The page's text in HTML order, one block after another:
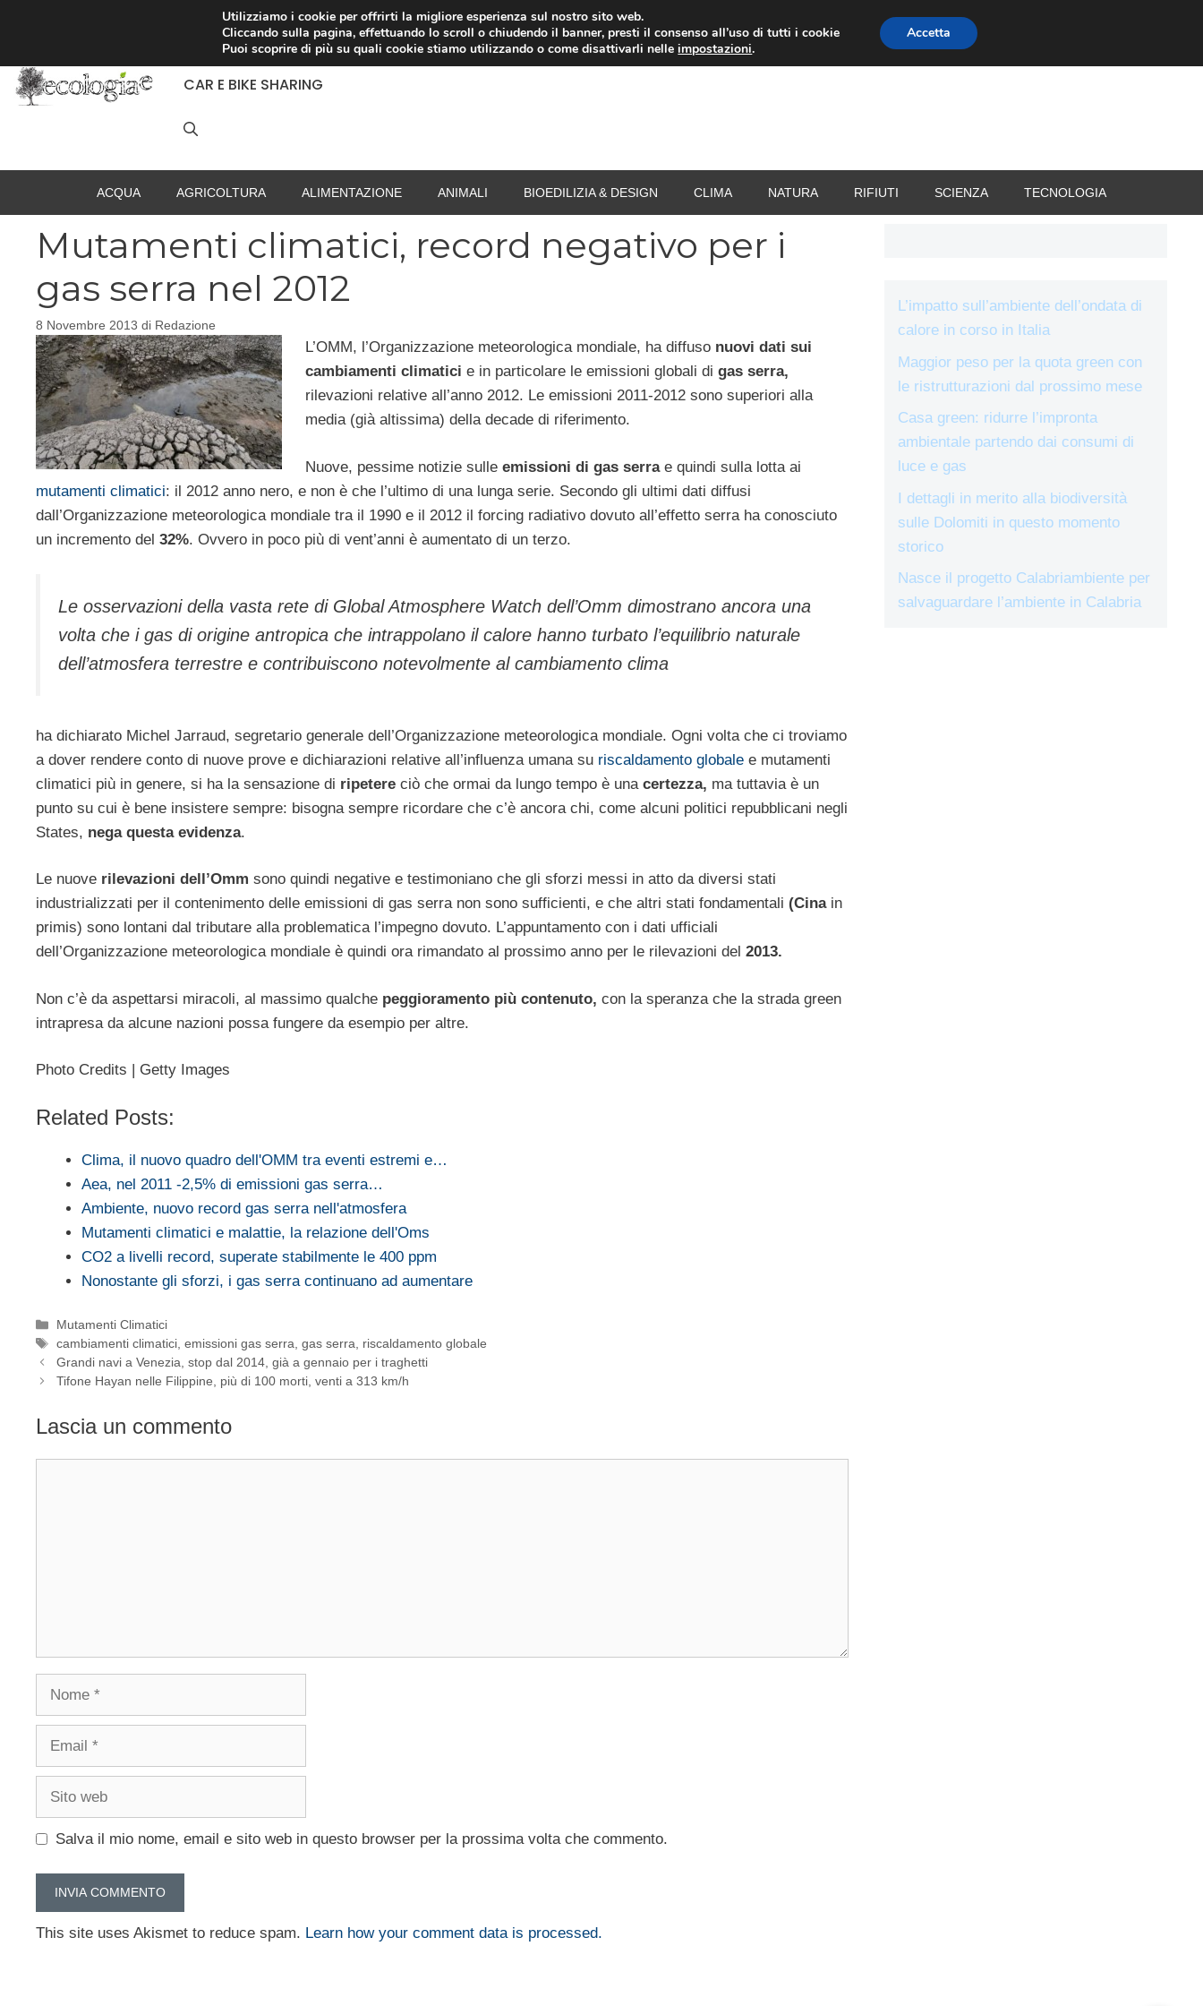
RACCOLTA DIFFERENZIATA RISPARMIO ENERGETICO SPESA TERMOVALORIZZATORI VACANZE
CAR E BIKE SHARING
ACQUA AGRICOLTURA ALIMENTAZIONE ANIMALI BIOEDILIZIA & DESIGN CLIMA NATURA RIFIUTI SCIENZA TECNOLOGIA
Mutamenti climatici, record negativo per i
gas serra nel 2012
8 Novembre 2013 di Redazione
L’OMM, l’Organizzazione meteorologica mondiale, ha diffuso nuovi dati sui
cambiamenti climatici e in particolare le emissioni globali di gas serra,
rilevazioni relative all’anno 2012. Le emissioni 2011-2012 sono superiori alla
media (già altissima) della decade di riferimento.
Nuove, pessime notizie sulle emissioni di gas serrae quindi sulla lotta ai
mutamenti climatici: il 2012 anno nero, e non è che l’ultimo di una lunga serie. Secondo gli ultimi dati diffusi
dall’Organizzazione meteorologica mondiale tra il 1990 e il 2012 il forcing radiativo dovuto all’effetto serra ha conosciuto
un incremento del 32%. Ovvero in poco più di vent’anni è aumentato di un terzo.
Le osservazioni della vasta rete di Global Atmosphere Watch dell’Omm dimostrano ancora una
volta che i gas di origine antropica che intrappolano il calore hanno turbato l’equilibrio naturale
dell’atmosfera terrestre e contribuiscono notevolmente al cambiamento clima
ha dichiarato Michel Jarraud, segretario generale dell’Organizzazione meteorologica mondiale. Ogni volta che ci troviamo
a dover rendere conto di nuove prove e dichiarazioni relative all’influenza umana su riscaldamento globale e mutamenti
climatici più in genere, si ha la sensazione di ripetere ciò che ormai da lungo tempo è una certezza, ma tuttavia è un
punto su cui è bene insistere sempre: bisogna sempre ricordare che c’è ancora chi, come alcuni politici repubblicani negli
States, nega questa evidenza.
Le nuove rilevazioni dell’Omm sono quindi negative e testimoniano che gli sforzi messi in atto da diversi stati
industrializzati per il contenimento delle emissioni di gas serra non sono sufficienti, e che altri stati fondamentali (Cinain
primis) sono lontani dal tributare alla problematica l’impegno dovuto. L’appuntamento con i dati ufficiali
dell’Organizzazione meteorologica mondiale è quindi ora rimandato al prossimo anno per le rilevazioni del 2013.
Non c’è da aspettarsi miracoli, al massimo qualche peggioramento più contenuto, con la speranza che la strada green
intrapresa da alcune nazioni possa fungere da esempio per altre.
Photo Credits | Getty Images
Related Posts:
Clima, il nuovo quadro dell'OMM tra eventi estremi e…
Aea, nel 2011 -2,5% di emissioni gas serra…
Ambiente, nuovo record gas serra nell'atmosfera
Mutamenti climatici e malattie, la relazione dell'Oms
CO2 a livelli record, superate stabilmente le 400 ppm
Nonostante gli sforzi, i gas serra continuano ad aumentare
Categorie
Mutamenti Climatici
Tag
cambiamenti climatici,emissioni gas serra,gas serra, riscaldamento globale
Grandi navi a Venezia, stop dal 2014, già a gennaio per i traghetti
Tifone Hayan nelle Filippine, più di 100 morti, venti a 313 km/h
Lascia un commento
Nome
Email
Sito
Salva il mio nome, email e sito web in questo browser per la prossima volta che commento.
This site uses Akismet to reduce spam. Learn how your comment data is processed.
L’impatto sull’ambiente dell’ondata di
calore in corso in Italia
Maggior peso per la quota green con
le ristrutturazioni dal prossimo mese
Casa green: ridurre l’impronta
ambientale partendo dai consumi di
luce e gas
I dettagli in merito alla biodiversità
sulle Dolomiti in questo momento
storico
Nasce il progetto Calabriambiente per
salvaguardare l’ambiente in Calabria
Utilizziamo i cookie per offrirti la migliore esperienza sul nostro sito web.
Cliccando sulla pagina, effettuando lo scroll o chiudendo il banner, presti il consenso all’uso di tutti i cookie
Puoi scoprire di più su quali cookie stiamo utilizzando o come disattivarli nelleimpostazioni.
Accetta